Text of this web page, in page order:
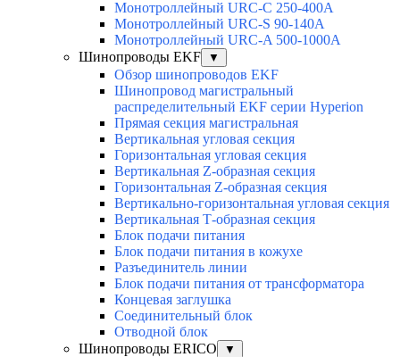
Монотроллейный URC-C 250-400A
Монотроллейный URC-S 90-140A
Монотроллейный URC-A 500-1000A
Шинопроводы EKF
▼
Обзор шинопроводов EKF
Шинопровод магистральный
распределительный EKF серии Hyperion
Прямая секция магистральная
Вертикальная угловая секция
Горизонтальная угловая секция
Вертикальная Z-образная секция
Горизонтальная Z-образная секция
Вертикально-горизонтальная угловая секция
Вертикальная Т-образная секция
Блок подачи питания
Блок подачи питания в кожухе
Разъединитель линии
Блок подачи питания от трансформатора
Концевая заглушка
Соединительный блок
Отводной блок
Шинопроводы ERICO
▼